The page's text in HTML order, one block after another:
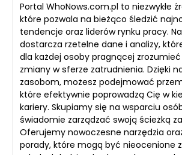
Portal WhoNows.com.pl to niezwykłe
które pozwala na bieżąco śledzić
tendencje oraz liderów rynku pracy.
dostarcza rzetelne dane i analizy,
dla każdej osoby pragnącej
zmiany w sferze zatrudnienia. Dzięki
zasobom, możesz podejmować
które efektywnie poprowadzą Cię w
kariery. Skupiamy się na wsparciu
świadomie zarządzać swoją ścieżką
Oferujemy nowoczesne narzędzia
porady, które mogą być nieocenione